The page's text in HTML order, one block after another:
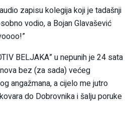
zapisu kolegija koji je tadašnji
vodio, a Bojan Glavašević
BELJAKA” u nepunih je 24 sata
bez (za sada) većeg
angažmana, a cijelo me jutro
do Dobrovnika i šalju poruke